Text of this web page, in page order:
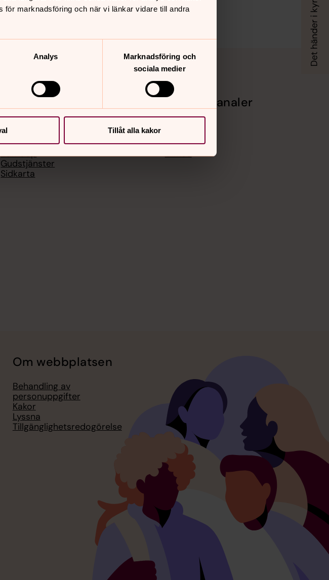
marknadsföring och när vi länkar vidare till andra
Analys
Marknadsföring och
sociala medier
Tillåt alla kakor
Hitta snabbt
Musik
Personuppgiftshantering
Barndop
Gudstjänster
Sidkarta
Sociala kanaler
Youtube
Vimeo
Om webbplatsen
Behandling av
personuppgifter
Kakor
Lyssna
Tillgänglighetsredogörelse